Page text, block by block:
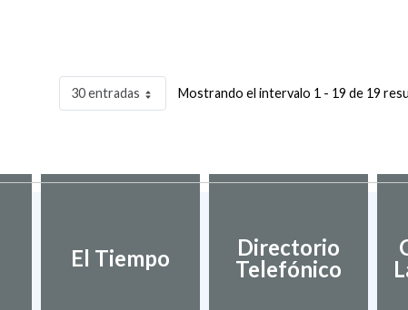
30 entradas Mostrando el intervalo 1 - 19 de 19
El Tiempo
Directorio
Telefónico